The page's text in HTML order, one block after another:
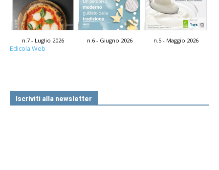
n.7 - Luglio 2026 n.6 - Giugno 2026 n.5 - Maggio 2026
Edicola Web
Iscriviti alla newsletter